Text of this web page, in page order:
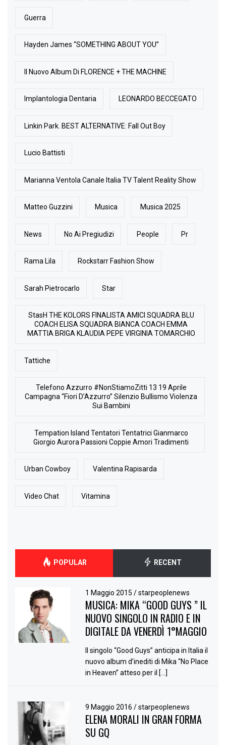
Guerra
Hayden James “SOMETHING ABOUT YOU”
Il Nuovo Album Di FLORENCE + THE MACHINE
Implantologia Dentaria LEONARDO BECCEGATO
Linkin Park. BEST ALTERNATIVE: Fall Out Boy
Lucio Battisti
Marianna Ventola Canale Italia TV Talent Reality Show
Matteo Guzzini Musica Musica 2025
News No Ai Pregiudizi People Pr
Rama Lila Rockstarr Fashion Show
Sarah Pietrocarlo Star
StasH THE KOLORS FINALISTA AMICI SQUADRA BLU
COACH ELISA SQUADRA BIANCA COACH EMMA
MATTIA BRIGA KLAUDIA PEPE VIRGINIA TOMARCHIO
Tattiche
Telefono Azzurro #NonStiamoZitti 13 19 Aprile
Campagna “Fiori D’Azzurro” Silenzio Bullismo Violenza
Sui Bambini
Tempation Island Tentatori Tentatrici Gianmarco
Giorgio Aurora Passioni Coppie Amori Tradimenti
Urban Cowboy Valentina Rapisarda
Video Chat Vitamina
POPULAR RECENT
1 Maggio 2015/ starpeoplenews
MUSICA: MIKA “GOOD GUYS ” IL
NUOVO SINGOLO IN RADIO E IN
DIGITALE DA VENERDÌ 1°MAGGIO
Il singolo “Good Guys” anticipa in Italia il
nuovo album d’inediti di Mika “No Place
in Heaven” atteso per il […]
9 Maggio 2016/ starpeoplenews
ELENA MORALI IN GRAN FORMA
SU GQ